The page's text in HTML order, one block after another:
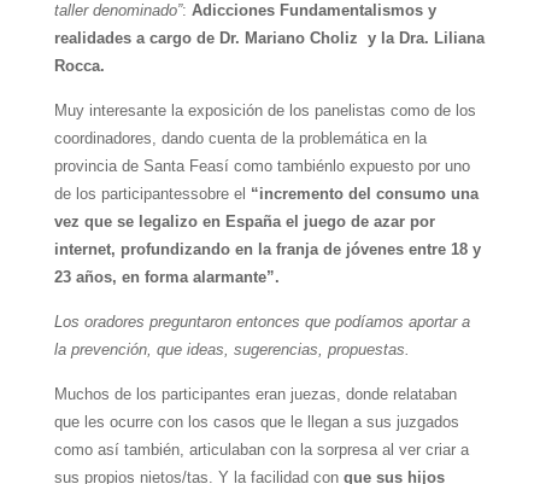
taller denominado”: Adicciones Fundamentalismos y
realidades a cargo de Dr. Mariano Choliz y la Dra. Liliana
Rocca.
Muy interesante la exposición de los panelistas como de los
coordinadores, dando cuenta de la problemática en la
provincia de Santa Feasí como tambiénlo expuesto por uno
de los participantessobre el “incremento del consumo una
vez que se legalizo en España el juego de azar por
internet, profundizando en la franja de jóvenes entre 18 y
23 años, en forma alarmante”.
Los oradores preguntaron entonces que podíamos aportar a
la prevención, que ideas, sugerencias, propuestas.
Muchos de los participantes eran juezas, donde relataban
que les ocurre con los casos que le llegan a sus juzgados
como así también, articulaban con la sorpresa al ver criar a
sus propios nietos/tas. Y la facilidad con que sus hijos